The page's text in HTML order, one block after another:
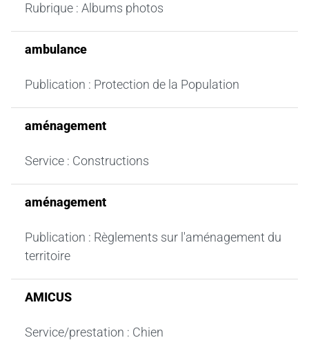
Rubrique : Albums photos
ambulance
Publication : Protection de la Population
aménagement
Service : Constructions
aménagement
Publication : Règlements sur l'aménagement du
territoire
AMICUS
Service/prestation : Chien